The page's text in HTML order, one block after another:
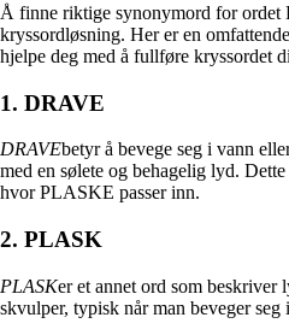
Å finne riktige synonymord for
kryssordløsning. Her er en
hjelpe deg med å fullføre kryssordet
1. DRAVE
DRAVEbetyr å bevege seg i vann
med en sølete og behagelig lyd.
hvor PLASKE passer inn.
2. PLASK
PLASKer et annet ord som beskriver
skvulper, typisk når man beveger